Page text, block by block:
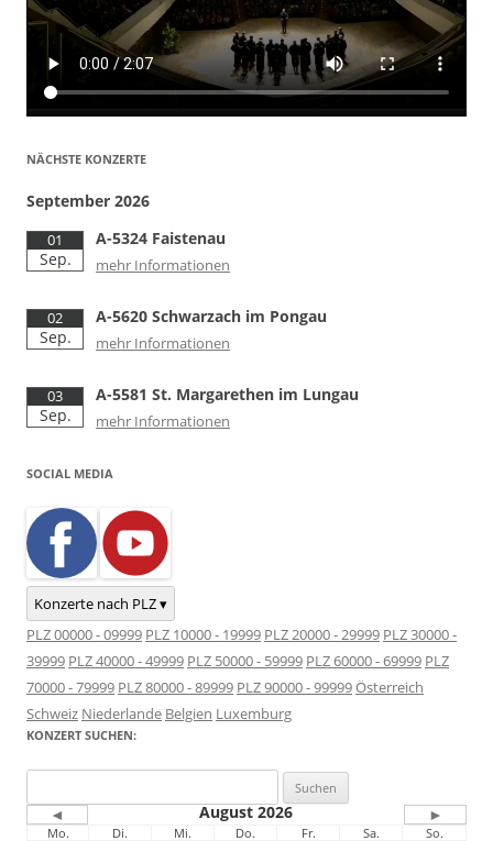
NÄCHSTE KONZERTE
September 2026
01
Sep.
A-5324 Faistenau
mehr Informationen
02
Sep.
A-5620 Schwarzach im Pongau
mehr Informationen
03
Sep.
A-5581 St. Margarethen im Lungau
mehr Informationen
SOCIAL MEDIA
Konzerte nach PLZ ▾
PLZ 00000 - 09999 PLZ 10000 - 19999 PLZ 20000 - 29999 PLZ 30000 -
39999 PLZ 40000 - 49999 PLZ 50000 - 59999 PLZ 60000 - 69999 PLZ
70000 - 79999 PLZ 80000 - 89999 PLZ 90000 - 99999Österreich
Schweiz Niederlande Belgien Luxemburg
KONZERT SUCHEN:
nach:
◄ August 2026 ►
Mo. Di. Mi. Do. Fr. Sa. So.